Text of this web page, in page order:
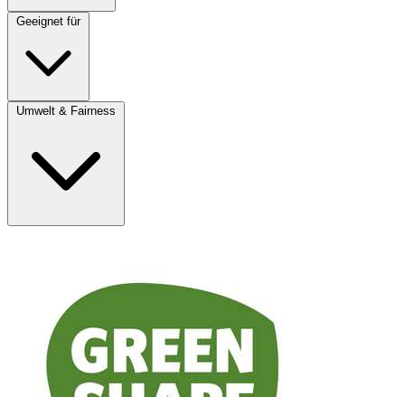
Geeignet für
Umwelt & Fairness